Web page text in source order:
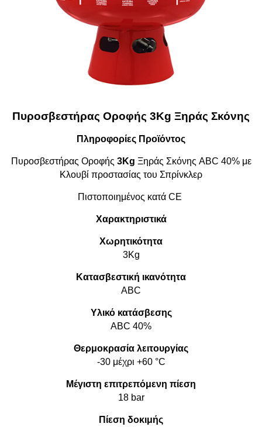
Πυροσβεστήρας Οροφής 3Kg Ξηράς Σκόνης
Πληροφορίες Προϊόντος
Πυροσβεστήρας Οροφής 3Kg Ξηράς Σκόνης ABC 40% με
Κλουβί προστασίας του Σπρίνκλερ
Πιστοποιημένος κατά CE
Χαρακτηριστικά
Χωρητικότητα
3Kg
Κατασβεστική ικανότητα
ABC
Υλικό κατάσβεσης
ABC 40%
Θερμοκρασία λειτουργίας
-30 μέχρι +60 °C
Μέγιστη επιτρεπόμενη πίεση
18 bar
Πίεση δοκιμής